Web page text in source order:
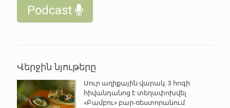
Podcast
Վերջին նյութերը
Սուր աղիքային վարակ. 3 հոգի
հիվանդանոց է տեղափոխվել
«Բամբու» բար-ռեստորանում